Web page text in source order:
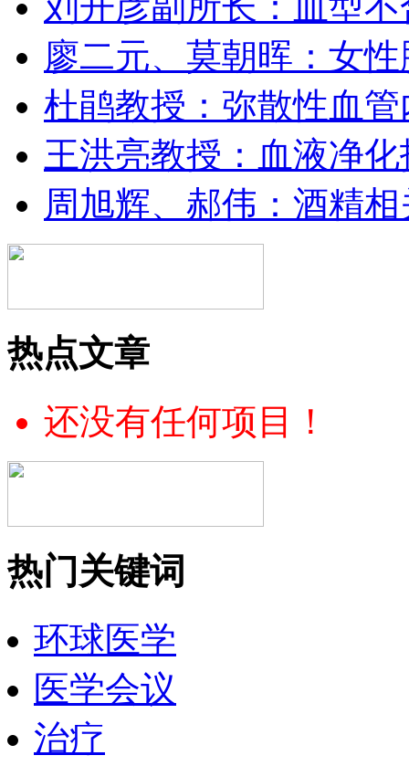
廖二元、莫朝晖：女
杜鹃教授：弥散性血
王洪亮教授：血液净
周旭辉、郝伟：酒精
热点文章
还没有任何项目！
热门关键词
环球医学
医学会议
治疗